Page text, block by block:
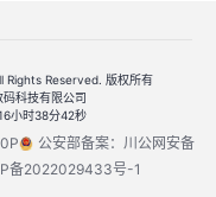
Reserved. 版权所有
科技有限公司
小时38分42秒
公安部备案：川公网安备
备2022029433号-1